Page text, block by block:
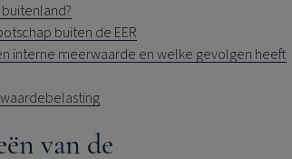
buiten de EER
interne meerwaarde en welke gevolgen heeft
van de